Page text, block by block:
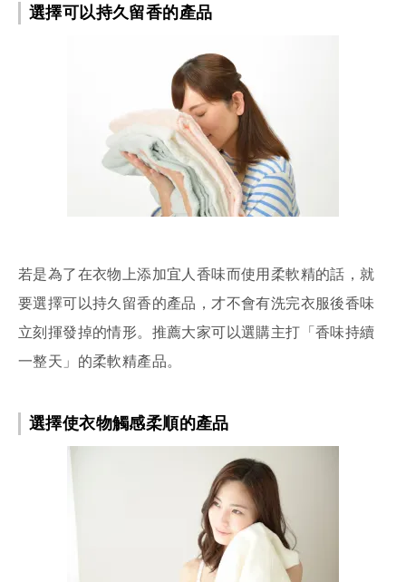
選擇可以持久留香的產品
若是為了在衣物上添加宜人香味而使用柔軟精的話，就
要選擇可以持久留香的產品，才不會有洗完衣服後香味
立刻揮發掉的情形。推薦大家可以選購主打「香味持續
一整天」的柔軟精產品。
選擇使衣物觸感柔順的產品